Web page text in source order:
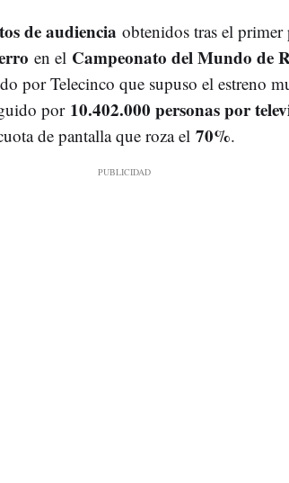
de audiencia obtenidos tras el
en el Campeonato del Mundo de
por Telecinco que supuso el estreno
por 10.402.000 personas por
de pantalla que roza el 70%.